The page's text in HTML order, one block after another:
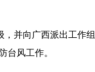
并向广西派出工作组
风工作。